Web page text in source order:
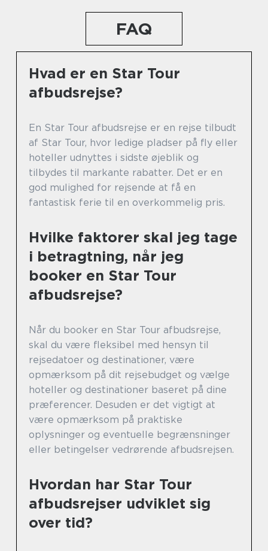
FAQ
Hvad er en Star Tour
afbudsrejse?
En Star Tour afbudsrejse er en rejse tilbudt
af Star Tour, hvor ledige pladser på fly eller
hoteller udnyttes i sidste øjeblik og
tilbydes til markante rabatter. Det er en
god mulighed for rejsende at få en
fantastisk ferie til en overkommelig pris.
Hvilke faktorer skal jeg tage
i betragtning, når jeg
booker en Star Tour
afbudsrejse?
Når du booker en Star Tour afbudsrejse,
skal du være fleksibel med hensyn til
rejsedatoer og destinationer, være
opmærksom på dit rejsebudget og vælge
hoteller og destinationer baseret på dine
præferencer. Desuden er det vigtigt at
være opmærksom på praktiske
oplysninger og eventuelle begrænsninger
eller betingelser vedrørende afbudsrejsen.
Hvordan har Star Tour
afbudsrejser udviklet sig
over tid?